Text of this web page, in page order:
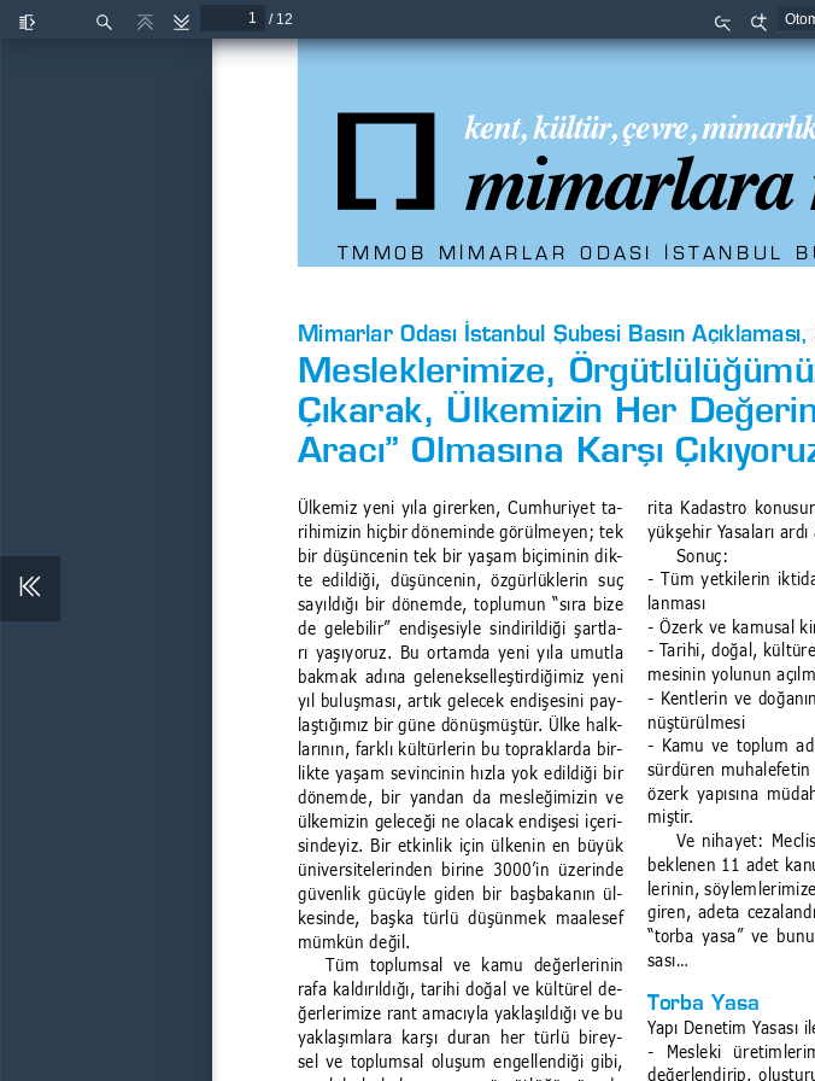
Kenar
Bul ÖncekiSonraki
/ 12
UzaklaştırYaklaştır
TMMOB M‹MARLAR ODASI ‹STANBUL
kent, kültür, çevre,
mimarlara
Ülkemiz yeni yıla girerken, Cumhuriyet ta-
rihimizin hiçbir döneminde görülmeyen; tek
bir düşüncenin tek bir yaşam biçiminin dik-
te  edildiği,  düşüncenin,  özgürlüklerin  suç
sayıldığı bir dönemde, toplumun “sıra bize
de gelebilir” endişesiyle sindirildiği şartla-
rı yaşıyoruz. Bu ortamda yeni yıla umutla
bakmak adına gelenekselleştirdiğimiz yeni
yıl buluşması, artık gelecek endişesini pay-
laştığımız bir güne dönüşmüştür. Ülke halk-
larının, farklı kültürlerin bu topraklarda bir-
likte yaşam sevincinin hızla yok edildiği bir
dönemde, bir yandan da mesleğimizin ve
ülkemizin geleceği ne olacak endişesi içeri-
sindeyiz. Bir etkinlik için ülkenin en büyük
üniversitelerinden  birine  3000’in  üzerinde
güvenlik gücüyle giden bir başbakanın ül-
kesinde,  başka  türlü  düşünmek  maalesef
mümkün değil.
Tüm  toplumsal  ve  kamu  değerlerinin
rafa kaldırıldığı, tarihi doğal ve kültürel de-
ğerlerimize rant amacıyla yaklaşıldığı ve bu
yaklaşımlara  karşı  duran  her  türlü  birey-
sel ve toplumsal oluşum engellendiği gibi,
rita Kadastro
yükşehir Yasaları
Sonuç:
- Tüm yetkilerin
lanması
- Özerk ve kamusal
- Tarihi, doğal,
mesinin yolunun
- Kentlerin ve
nüştürülmesi
- Kamu ve toplum
sürdüren muhalefetin
özerk yapısına
miştir.
Ve nihayet:
beklenen 11 adet
lerinin,
giren, adeta
“torba yasa” ve
sası...
Torba Yasa
Yapı Denetim Yasası
-  Mesleki
değerlendirip,
Mimarlar Odası İstanbul Şubesi Basın
Mesleklerimize,
Çıkarak, Ülkemizin Her
Aracı” Olmasına Karşı